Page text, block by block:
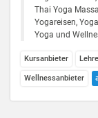
Thai Yoga
Yogareisen,
Yoga und
Kursanbieter
Wellnessanbieter